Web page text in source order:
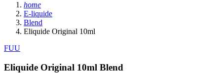
home
E-liquide
Blend
Eliquide Original 10ml
FUU
Eliquide Original 10ml Blend